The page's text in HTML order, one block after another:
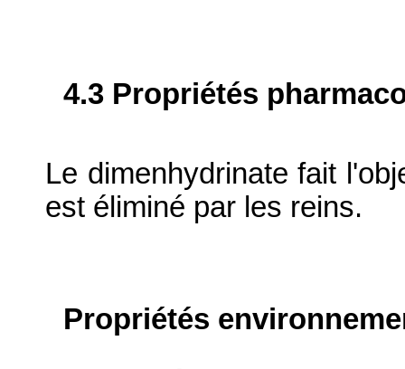
4.3 Propriétés
Le dimenhydrinate fait
est éliminé par les reins.
Propriétés